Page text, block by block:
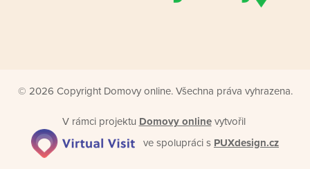
© 2026 Copyright Domovy online. Všechna práva vyhrazena.
V rámci projektu Domovy onlinevytvořil
ve spolupráci s PUXdesign.cz